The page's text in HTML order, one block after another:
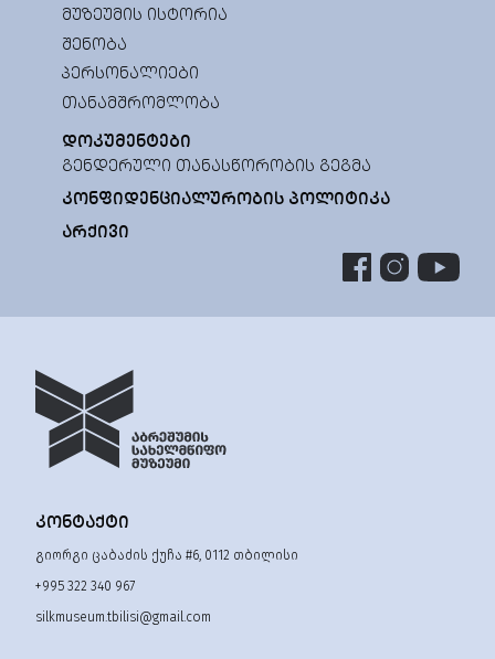
ᲛᲣᲖᲔᲣᲛᲘᲡ ᲘᲡᲢᲝᲠᲘᲐ
ᲨᲔᲜᲝᲑᲐ
ᲞᲔᲠᲡᲝᲜᲐᲚᲘᲔᲑᲘ
ᲗᲐᲜᲐᲛᲨᲠᲝᲛᲚᲝᲑᲐ
ᲓᲝᲙᲣᲛᲔᲜᲢᲔᲑᲘ
ᲒᲔᲜᲓᲔᲠᲣᲚᲘ ᲗᲐᲜᲐᲡᲬᲝᲠᲝᲑᲘᲡ ᲒᲔᲒᲛᲐ
ᲙᲝᲜᲤᲘᲓᲔᲜᲪᲘᲐᲚᲣᲠᲝᲑᲘᲡ ᲞᲝᲚᲘᲢᲘᲙᲐ
ᲐᲠᲥᲘᲕᲘ
ᲙᲝᲜᲢᲐᲥᲢᲘ
გიორგი ცაბაძის ქუჩა #6, 0112 თბილისი
+995 322 340 967
silkmuseum.tbilisi@gmail.com